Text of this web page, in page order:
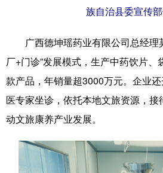
族自治县委宣传
广西德坤瑶药业有限公司总经理
厂+门诊”发展模式，生产中药饮片
款产品，年销量超3000万元。企业
医专家坐诊，依托本地文旅资源，
动文旅康养产业发展。